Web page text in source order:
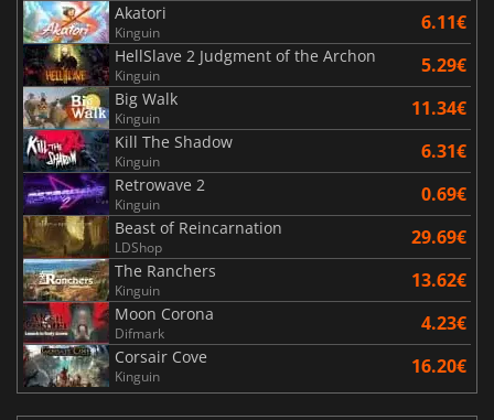
Akatori
Kinguin 6.11€
HellSlave 2 Judgment of the Archon
Kinguin 5.29€
Big Walk
Kinguin 11.34€
Kill The Shadow
Kinguin 6.31€
Retrowave 2
Kinguin 0.69€
Beast of Reincarnation
LDShop 29.69€
The Ranchers
Kinguin 13.62€
Moon Corona
Difmark 4.23€
Corsair Cove
Kinguin 16.20€